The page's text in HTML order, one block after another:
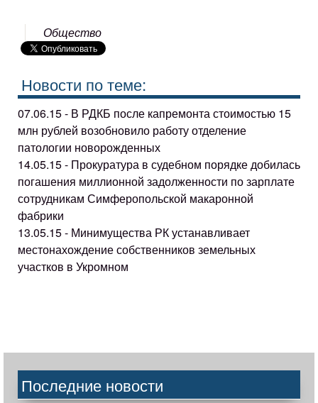
Общество
Новости по теме:
07.06.15 - В РДКБ после капремонта стоимостью 15
млн рублей возобновило работу отделение
патологии новорожденных
14.05.15 - Прокуратура в судебном порядке добилась
погашения миллионной задолженности по зарплате
сотрудникам Симферопольской макаронной
фабрики
13.05.15 - Минимущества РК устанавливает
местонахождение собственников земельных
участков в Укромном
Последние новости